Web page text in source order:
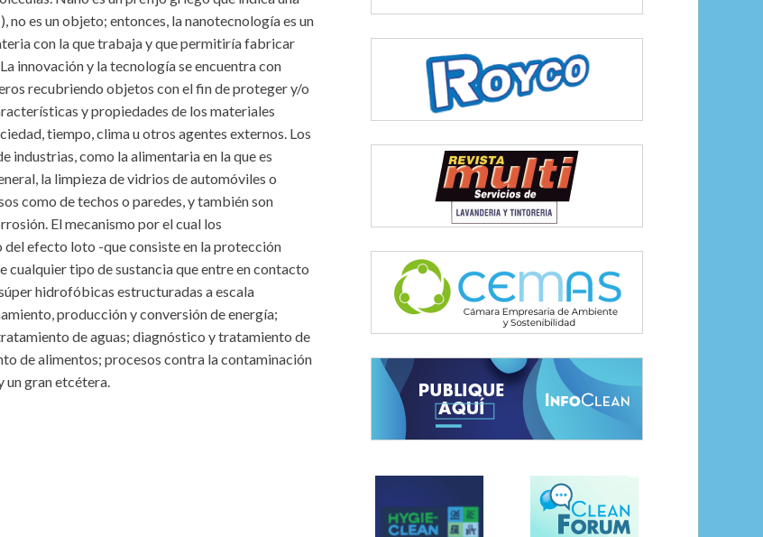
es un objeto; entonces, la nanotecnología es un
con la que trabaja y que permitiría fabricar
innovación y la tecnología se encuentra con
recubriendo objetos con el fin de proteger y/o
y propiedades de los materiales
tiempo, clima u otros agentes externos. Los
industrias, como la alimentaria en la que es
la limpieza de vidrios de automóviles o
como de techos o paredes, y también son
El mecanismo por el cual los
efecto loto -que consiste en la protección
cualquier tipo de sustancia que entre en contacto
hidrofóbicas estructuradas a escala
producción y conversión de energía;
de aguas; diagnóstico y tratamiento de
de alimentos; procesos contra la contaminación
gran etcétera.